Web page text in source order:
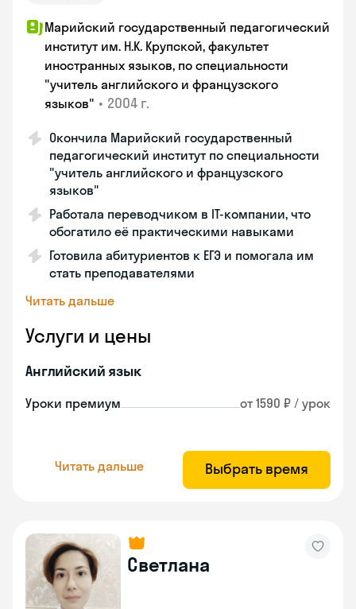
Марийский государственный педагогический
институт им. Н.К. Крупской, факультет
иностранных языков, по специальности
"учитель английского и французского
языков" • 2004 г.
Окончила Марийский государственный
педагогический институт по специальности
"учитель английского и французского
языков"
Работала переводчиком в IT-компании, что
обогатило её практическими навыками
Готовила абитуриентов к ЕГЭ и помогала им
стать преподавателями
Читать дальше
Услуги и цены
Английский язык
Уроки премиум от 1590 ₽ / урок
Читать дальше Выбрать время
Светлана